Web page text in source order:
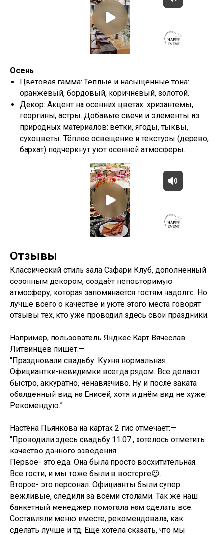
Осень
Цветовая гамма: Тёплые и насыщенные тона:
оранжевый, бордовый, коричневый, золотой.
Декор: Акцент на осенних цветах: хризантемы,
георгины, астры. Добавьте свечи и элементы из
природных материалов: ветки, ягоды, тыквы,
сухоцветы. Тёплое освещение и текстуры (дерево,
бархат) подчеркнут уют осенней атмосферы.
Отзывы
Классический стиль зала Сафари Клуб, дополненный
сезонным декором, создаёт неповторимую
атмосферу, которая запоминается гостям надолго. Но
лучше всего о качестве и уюте этого места говорят
отзывы тех, кто уже проводил здесь свои праздники.
Например, пользователь Яндкес Карт Вячеслав
Литвинцев пишет:—
“Праздновали свадьбу. Кухня нормальная.
Официантки-невидимки всегда рядом. Все делают
быстро, аккуратно, ненавязчиво. Ну и после заката
обалденный вид на Енисей, хотя и днём вид не хуже.
Рекомендую.”
​Настёна Пьянкова на картах 2 гис отмечает:—
“Проводили здесь свадьбу 11.07., хотелось отметить
качество данного заведения.
Первое- это еда. Она была просто восхитительная.
Все гости, и мы тоже были в восторге😍.
Второе- это персонал. Официанты были супер
вежливые, следили за всеми столами. Так же наш
банкетный менеджер помогала нам сделать все.
Составляли меню вместе, рекомендовала, как
сделать лучше и тд. Еще хотела сказать, что мы